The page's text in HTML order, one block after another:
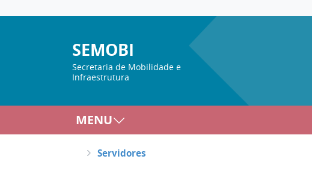
SEMOBI
Secretaria de Mobilidade e
Infraestrutura
MENU
Servidores